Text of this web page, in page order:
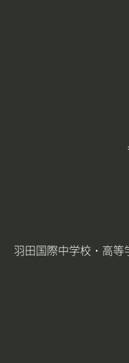
羽田国際中学校・高等